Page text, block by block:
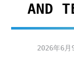
AND
2026年6月